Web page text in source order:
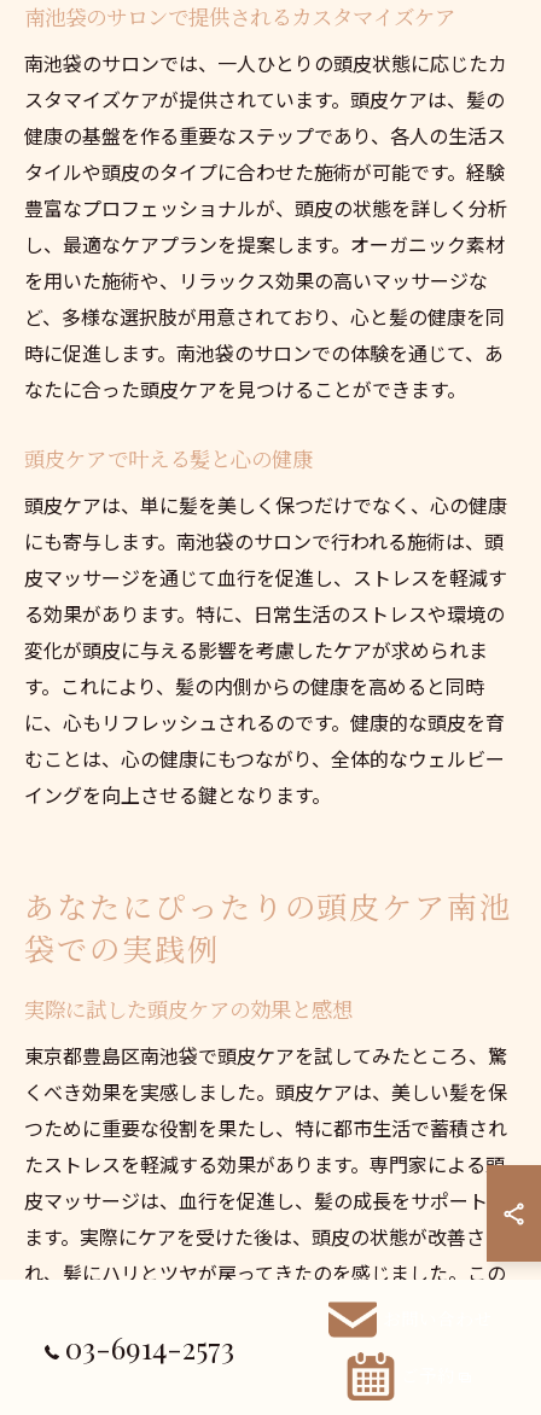
南池袋のサロンで提供されるカスタマイズケア
南池袋のサロンでは、一人ひとりの頭皮状態に応じたカ
スタマイズケアが提供されています。頭皮ケアは、髪の
健康の基盤を作る重要なステップであり、各人の生活ス
タイルや頭皮のタイプに合わせた施術が可能です。経験
豊富なプロフェッショナルが、頭皮の状態を詳しく分析
し、最適なケアプランを提案します。オーガニック素材
を用いた施術や、リラックス効果の高いマッサージな
ど、多様な選択肢が用意されており、心と髪の健康を同
時に促進します。南池袋のサロンでの体験を通じて、あ
なたに合った頭皮ケアを見つけることができます。
頭皮ケアで叶える髪と心の健康
頭皮ケアは、単に髪を美しく保つだけでなく、心の健康
にも寄与します。南池袋のサロンで行われる施術は、頭
皮マッサージを通じて血行を促進し、ストレスを軽減す
る効果があります。特に、日常生活のストレスや環境の
変化が頭皮に与える影響を考慮したケアが求められま
す。これにより、髪の内側からの健康を高めると同時
に、心もリフレッシュされるのです。健康的な頭皮を育
むことは、心の健康にもつながり、全体的なウェルビー
イングを向上させる鍵となります。
あなたにぴったりの頭皮ケア南池
袋での実践例
実際に試した頭皮ケアの効果と感想
東京都豊島区南池袋で頭皮ケアを試してみたところ、驚
くべき効果を実感しました。頭皮ケアは、美しい髪を保
つために重要な役割を果たし、特に都市生活で蓄積され
たストレスを軽減する効果があります。専門家による頭
皮マッサージは、血行を促進し、髪の成長をサポートし
ます。実際にケアを受けた後は、頭皮の状態が改善さ
れ、髪にハリとツヤが戻ってきたのを感じました。この
経験から、定期的な頭皮ケアの重要性を再認識しまし
た。特に、ビタミンやミネラルを含む製品を使用したケ
アが効果的であることが分かりました。
03-6914-2573